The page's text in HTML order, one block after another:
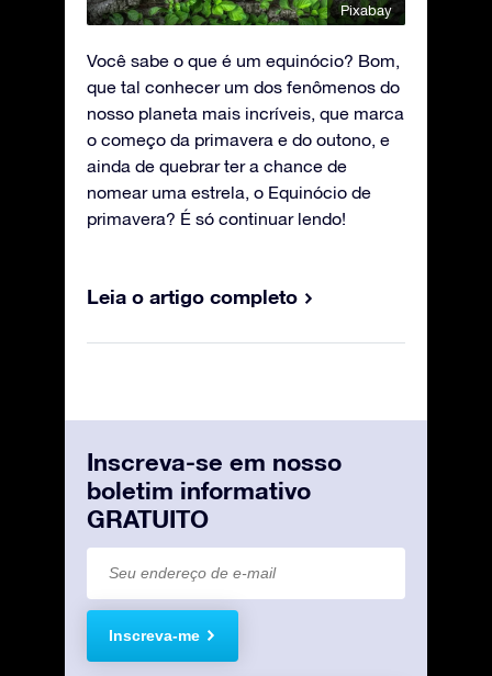
Pixabay
Você sabe o que é um equinócio? Bom,
que tal conhecer um dos fenômenos do
nosso planeta mais incríveis, que marca
o começo da primavera e do outono, e
ainda de quebrar ter a chance de
nomear uma estrela, o Equinócio de
primavera? É só continuar lendo!
Leia o artigo completo
Inscreva-se em nosso
boletim informativo
GRATUITO
Inscreva-me